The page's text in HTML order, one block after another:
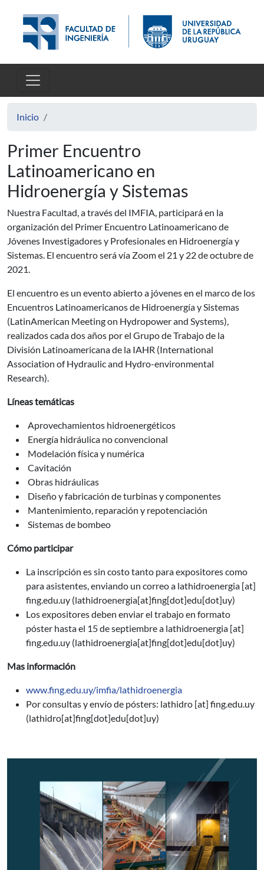
Inicio
Primer Encuentro
Latinoamericano en
Hidroenergía y Sistemas
Nuestra Facultad, a través del IMFIA, participará en la
organización del Primer Encuentro Latinoamericano de
Jóvenes Investigadores y Profesionales en Hidroenergía y
Sistemas. El encuentro será vía Zoom el 21 y 22 de octubre de
2021.
El encuentro es un evento abierto a jóvenes en el marco de los
Encuentros Latinoamericanos de Hidroenergía y Sistemas
(LatinAmerican Meeting on Hydropower and Systems),
realizados cada dos años por el Grupo de Trabajo de la
División Latinoamericana de la IAHR (International
Association of Hydraulic and Hydro-environmental
Research).
Líneas temáticas
Aprovechamientos hidroenergéticos
Energía hidráulica no convencional
Modelación física y numérica
Cavitación
Obras hidráulicas
Diseño y fabricación de turbinas y componentes
Mantenimiento, reparación y repotenciación
Sistemas de bombeo
Cómo participar
La inscripción es sin costo tanto para expositores como
para asistentes, enviando un correo a lathidroenergia [at]
fing.edu.uy (lathidroenergia[at]fing[dot]edu[dot]uy)
Los expositores deben enviar el trabajo en formato
póster hasta el 15 de septiembre a lathidroenergia [at]
fing.edu.uy (lathidroenergia[at]fing[dot]edu[dot]uy)
Mas información
www.fing.edu.uy/imfia/lathidroenergia
Por consultas y envío de pósters: lathidro [at] fing.edu.uy
(lathidro[at]fing[dot]edu[dot]uy)